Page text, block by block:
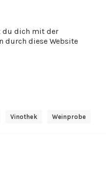
du dich mit der
durch diese Website
Vinothek Weinprobe